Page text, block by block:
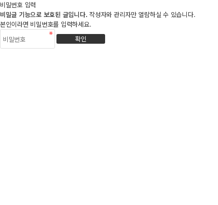
비밀번호 입력
비밀글 기능으로 보호된 글입니다. 작성자와 관리자만 열람하실 수 있습니다.
본인이라면 비밀번호를 입력하세요.